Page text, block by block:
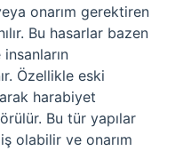
onarım gerektiren
Bu hasarlar bazen
Özellikle eski
harabiyet
Bu tür yapılar
olabilir ve onarım